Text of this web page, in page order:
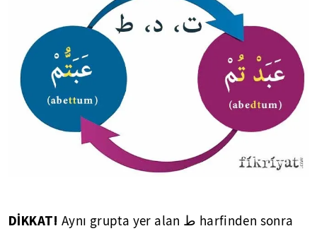
DİKKAT!Aynı grupta yer alan ط harfinden sonra